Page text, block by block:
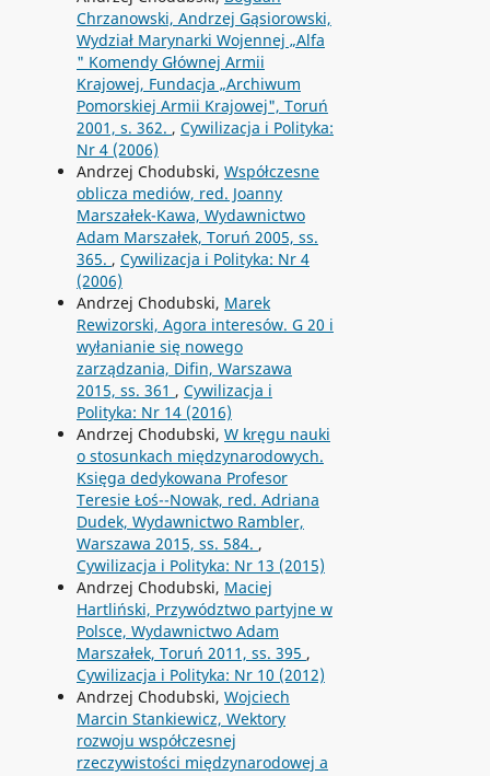
Chrzanowski, Andrzej Gąsiorowski,
Wydział Marynarki Wojennej „Alfa
" Komendy Głównej Armii
Krajowej, Fundacja „Archiwum
Pomorskiej Armii Krajowej", Toruń
2001, s. 362. , Cywilizacja i Polityka:
Nr 4 (2006)
Andrzej Chodubski, Współczesne
oblicza mediów, red. Joanny
Marszałek-Kawa, Wydawnictwo
Adam Marszałek, Toruń 2005, ss.
365. , Cywilizacja i Polityka: Nr 4
(2006)
Andrzej Chodubski, Marek
Rewizorski, Agora interesów. G 20 i
wyłanianie się nowego
zarządzania, Difin, Warszawa
2015, ss. 361 , Cywilizacja i
Polityka: Nr 14 (2016)
Andrzej Chodubski, W kręgu nauki
o stosunkach międzynarodowych.
Księga dedykowana Profesor
Teresie Łoś--Nowak, red. Adriana
Dudek, Wydawnictwo Rambler,
Warszawa 2015, ss. 584. ,
Cywilizacja i Polityka: Nr 13 (2015)
Andrzej Chodubski, Maciej
Hartliński, Przywództwo partyjne w
Polsce, Wydawnictwo Adam
Marszałek, Toruń 2011, ss. 395 ,
Cywilizacja i Polityka: Nr 10 (2012)
Andrzej Chodubski, Wojciech
Marcin Stankiewicz, Wektory
rozwoju współczesnej
rzeczywistości międzynarodowej a